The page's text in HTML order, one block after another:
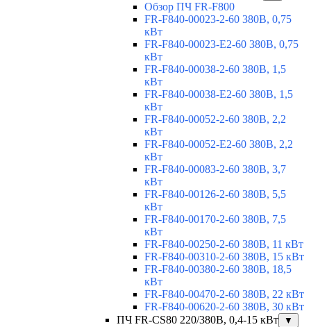
Обзор ПЧ FR-F800
FR-F840-00023-2-60 380В, 0,75
кВт
FR-F840-00023-E2-60 380В, 0,75
кВт
FR-F840-00038-2-60 380В, 1,5
кВт
FR-F840-00038-E2-60 380В, 1,5
кВт
FR-F840-00052-2-60 380В, 2,2
кВт
FR-F840-00052-E2-60 380В, 2,2
кВт
FR-F840-00083-2-60 380В, 3,7
кВт
FR-F840-00126-2-60 380В, 5,5
кВт
FR-F840-00170-2-60 380В, 7,5
кВт
FR-F840-00250-2-60 380В, 11 кВт
FR-F840-00310-2-60 380В, 15 кВт
FR-F840-00380-2-60 380В, 18,5
кВт
FR-F840-00470-2-60 380В, 22 кВт
FR-F840-00620-2-60 380В, 30 кВт
ПЧ FR-CS80 220/380В, 0,4-15 кВт
▼